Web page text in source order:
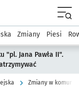
Komunikacja
Zmiany Piesi
"pl. Jana Pawła II".
Zmiany w